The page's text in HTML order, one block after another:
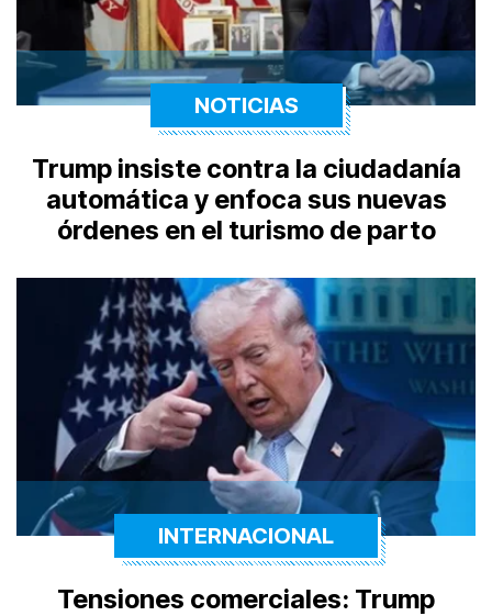
NOTICIAS
Trump insiste contra la ciudadanía
automática y enfoca sus nuevas
órdenes en el turismo de parto
INTERNACIONAL
Tensiones comerciales: Trump